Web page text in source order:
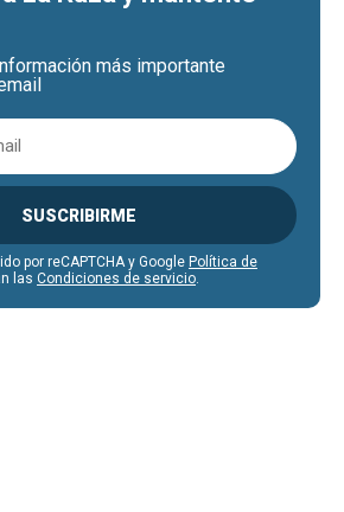
más importante
SUSCRIBIRME
por reCAPTCHA y Google Política de
las Condiciones de servicio.